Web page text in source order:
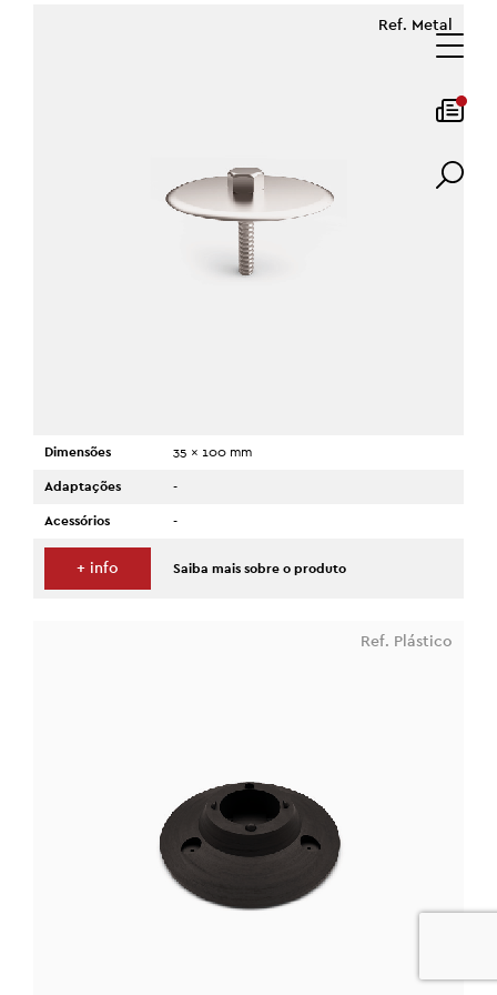
Ref. Metal
Dimensões 35 x 100 mm
Adaptações -
Acessórios -
+ info Saiba mais sobre o produto
Ref. Plástico